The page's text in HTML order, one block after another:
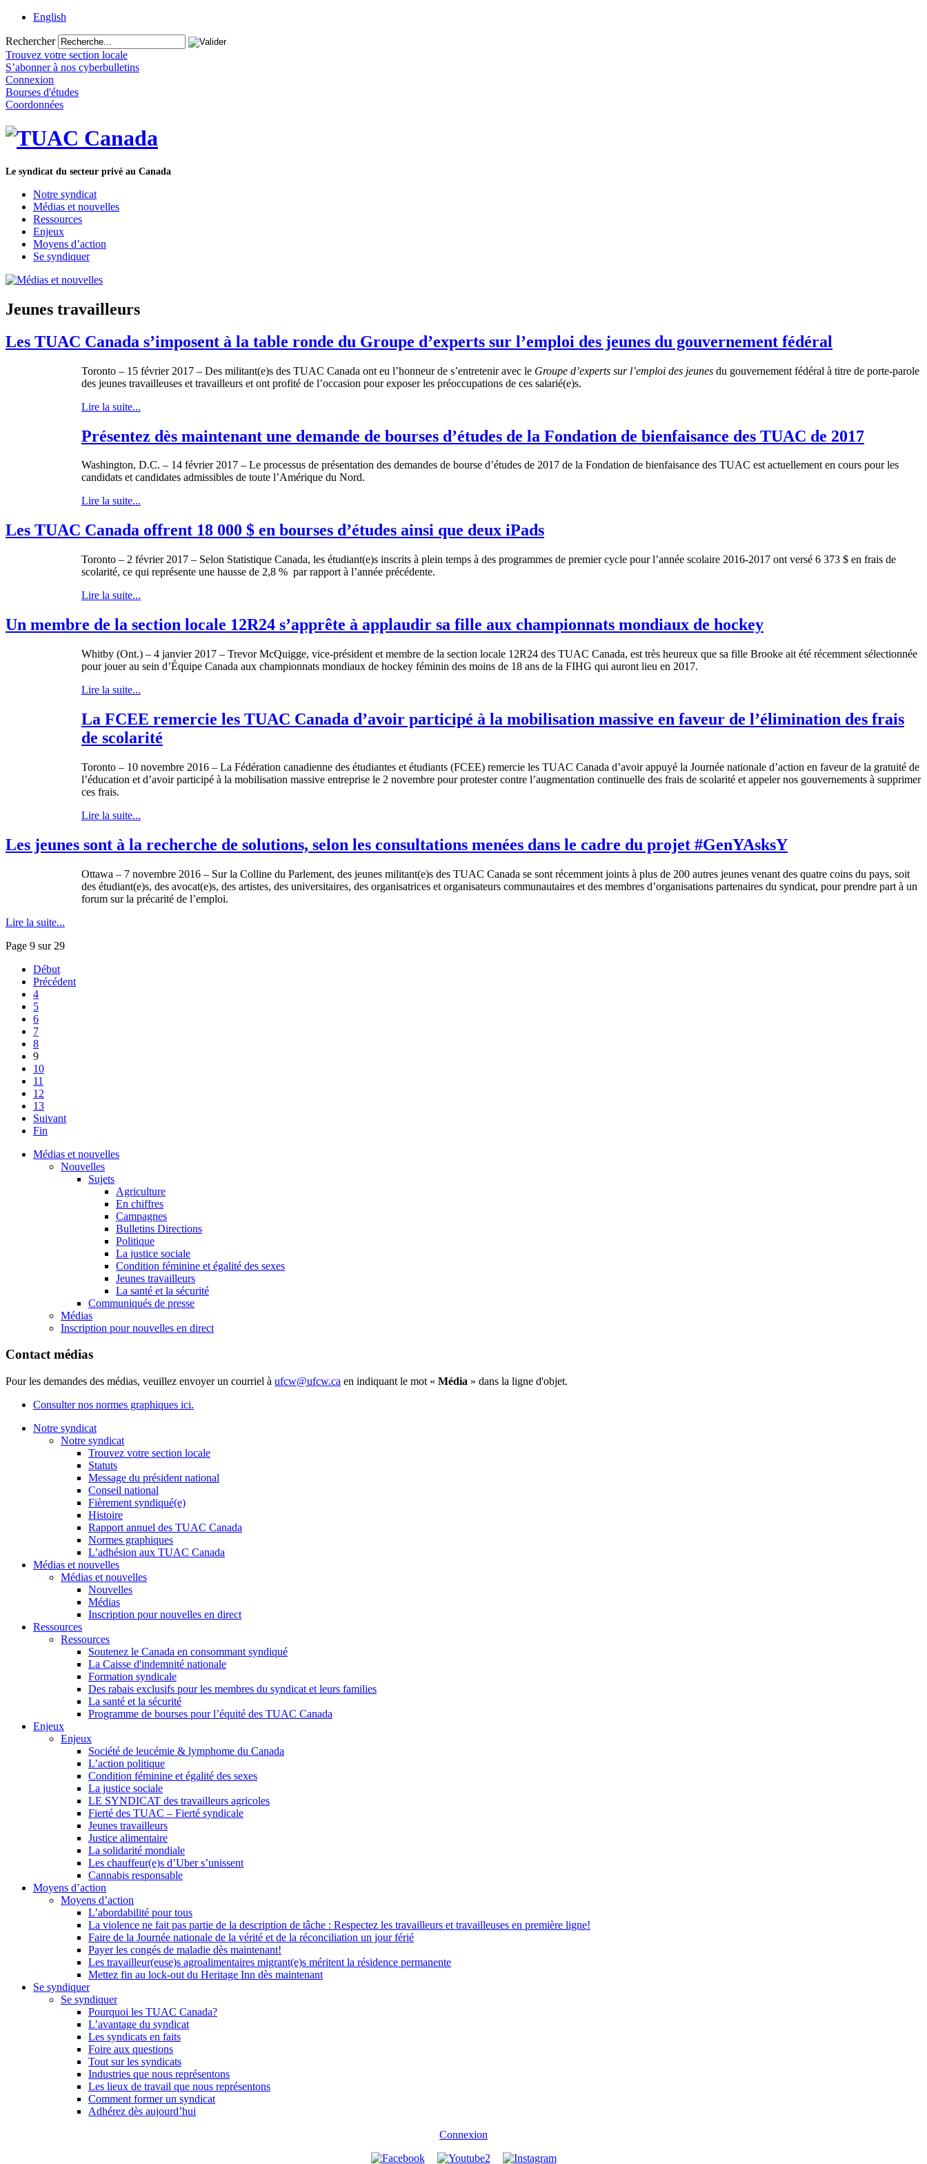
English
Rechercher
Trouvez votre section locale
S’abonner à nos cyberbulletins
Connexion
Bourses d'études
Coordonnées
Le syndicat du secteur privé au Canada
Notre syndicat
Médias et nouvelles
Ressources
Enjeux
Moyens d’action
Se syndiquer
Jeunes travailleurs
Les TUAC Canada s’imposent à la table ronde du Groupe d’experts sur l’emploi des jeunes du gouvernement fédéral
Toronto – 15 février 2017 – Des militant(e)s des TUAC Canada ont eu l’honneur de s’entretenir avec le Groupe d’experts sur l’emploi des jeunes du gouvernement fédéral à titre de porte-parole
des jeunes travailleuses et travailleurs et ont profité de l’occasion pour exposer les préoccupations de ces salarié(e)s.
Lire la suite...
Présentez dès maintenant une demande de bourses d’études de la Fondation de bienfaisance des TUAC de 2017
Washington, D.C. – 14 février 2017 – Le processus de présentation des demandes de bourse d’études de 2017 de la Fondation de bienfaisance des TUAC est actuellement en cours pour les
candidats et candidates admissibles de toute l’Amérique du Nord.
Lire la suite...
Les TUAC Canada offrent 18 000 $ en bourses d’études ainsi que deux iPads
Toronto – 2 février 2017 – Selon Statistique Canada, les étudiant(e)s inscrits à plein temps à des programmes de premier cycle pour l’année scolaire 2016-2017 ont versé 6 373 $ en frais de
scolarité, ce qui représente une hausse de 2,8 % par rapport à l’année précédente.
Lire la suite...
Un membre de la section locale 12R24 s’apprête à applaudir sa fille aux championnats mondiaux de hockey
Whitby (Ont.) – 4 janvier 2017 – Trevor McQuigge, vice-président et membre de la section locale 12R24 des TUAC Canada, est très heureux que sa fille Brooke ait été récemment sélectionnée
pour jouer au sein d’Équipe Canada aux championnats mondiaux de hockey féminin des moins de 18 ans de la FIHG qui auront lieu en 2017.
Lire la suite...
La FCEE remercie les TUAC Canada d’avoir participé à la mobilisation massive en faveur de l’élimination des frais
de scolarité
Toronto – 10 novembre 2016 – La Fédération canadienne des étudiantes et étudiants (FCEE) remercie les TUAC Canada d’avoir appuyé la Journée nationale d’action en faveur de la gratuité de
l’éducation et d’avoir participé à la mobilisation massive entreprise le 2 novembre pour protester contre l’augmentation continuelle des frais de scolarité et appeler nos gouvernements à supprimer
ces frais.
Lire la suite...
Les jeunes sont à la recherche de solutions, selon les consultations menées dans le cadre du projet #GenYAsksY
Ottawa – 7 novembre 2016 – Sur la Colline du Parlement, des jeunes militant(e)s des TUAC Canada se sont récemment joints à plus de 200 autres jeunes venant des quatre coins du pays, soit
des étudiant(e)s, des avocat(e)s, des artistes, des universitaires, des organisatrices et organisateurs communautaires et des membres d’organisations partenaires du syndicat, pour prendre part à un
forum sur la précarité de l’emploi.
Lire la suite...
Page 9 sur 29
Début
Précédent
4
5
6
7
8
9
10
11
12
13
Suivant
Fin
Médias et nouvelles
Nouvelles
Sujets
Agriculture
En chiffres
Campagnes
Bulletins Directions
Politique
La justice sociale
Condition féminine et égalité des sexes
Jeunes travailleurs
La santé et la sécurité
Communiqués de presse
Médias
Inscription pour nouvelles en direct
Contact médias
Pour les demandes des médias, veuillez envoyer un courriel à ufcw@ufcw.ca en indiquant le mot « Média » dans la ligne d'objet.
Consulter nos normes graphiques ici.
Notre syndicat
Notre syndicat
Trouvez votre section locale
Statuts
Message du président national
Conseil national
Fièrement syndiqué(e)
Histoire
Rapport annuel des TUAC Canada
Normes graphiques
L’adhésion aux TUAC Canada
Médias et nouvelles
Médias et nouvelles
Nouvelles
Médias
Inscription pour nouvelles en direct
Ressources
Ressources
Soutenez le Canada en consommant syndiqué
La Caisse d'indemnité nationale
Formation syndicale
Des rabais exclusifs pour les membres du syndicat et leurs families
La santé et la sécurité
Programme de bourses pour l’équité des TUAC Canada
Enjeux
Enjeux
Société de leucémie & lymphome du Canada
L’action politique
Condition féminine et égalité des sexes
La justice sociale
LE SYNDICAT des travailleurs agricoles
Fierté des TUAC – Fierté syndicale
Jeunes travailleurs
Justice alimentaire
La solidarité mondiale
Les chauffeur(e)s d’Uber s’unissent
Cannabis responsable
Moyens d’action
Moyens d’action
L’abordabilité pour tous
La violence ne fait pas partie de la description de tâche : Respectez les travailleurs et travailleuses en première ligne!
Faire de la Journée nationale de la vérité et de la réconciliation un jour férié
Payer les congés de maladie dès maintenant!
Les travailleur(euse)s agroalimentaires migrant(e)s méritent la résidence permanente
Mettez fin au lock-out du Heritage Inn dès maintenant
Se syndiquer
Se syndiquer
Pourquoi les TUAC Canada?
L’avantage du syndicat
Les syndicats en faits
Foire aux questions
Tout sur les syndicats
Industries que nous représentons
Les lieux de travail que nous représentons
Comment former un syndicat
Adhérez dès aujourd’hui
Connexion